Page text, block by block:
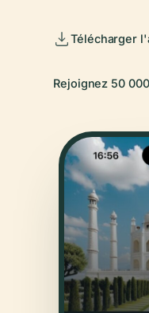
Télécharger
Rejoignez 50